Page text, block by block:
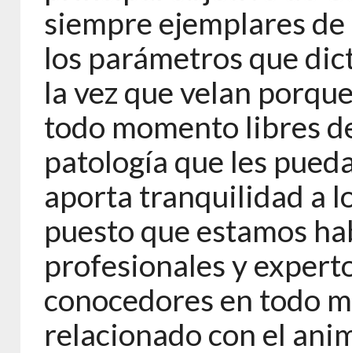
siempre ejemplares
los parámetros que
la vez que velan
todo momento libres
patología que les
aporta tranquilidad a
puesto que estamos
profesionales y
conocedores en todo
relacionado con el